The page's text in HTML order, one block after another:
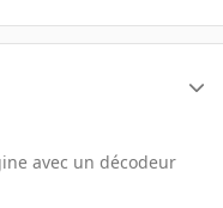
avec un décodeur